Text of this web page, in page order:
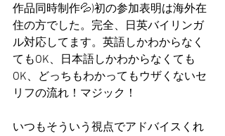
作品同時制作💦)初の参加表明は海外在
住の方でした。完全、日英バイリンガ
ル対応してます。英語しかわからなく
てもOK、日本語しかわからなくても
OK、どっちもわかってもウザくないセ
リフの流れ！マジック！
いつもそういう視点でアドバイスくれ